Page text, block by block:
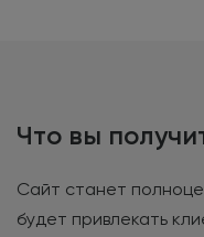
Что вы
Сайт станет
будет привлекать